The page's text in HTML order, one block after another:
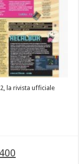
la rivista ufficiale